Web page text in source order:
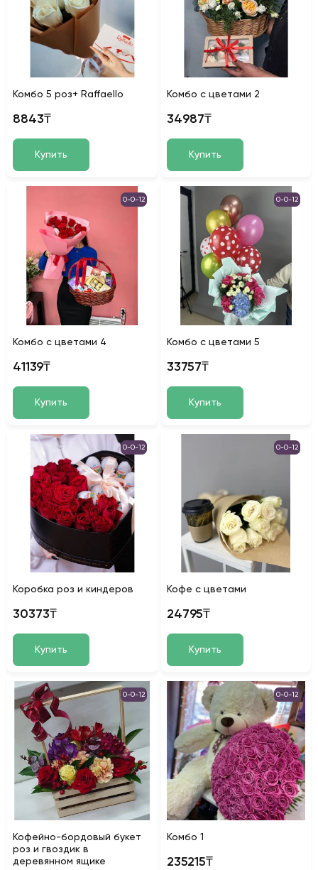
Комбо 5 роз+ Raffaello
8843₸
Купить
Комбо с цветами 2
34987₸
Купить
0-0-12
Комбо с цветами 4
41139₸
Купить
0-0-12
Комбо с цветами 5
33757₸
Купить
0-0-12
Коробка роз и киндеров
30373₸
Купить
0-0-12
Кофе с цветами
24795₸
Купить
0-0-12
Кофейно-бордовый букет
роз и гвоздик в
деревянном ящике
0-0-12
Koмбo 1
235215₸